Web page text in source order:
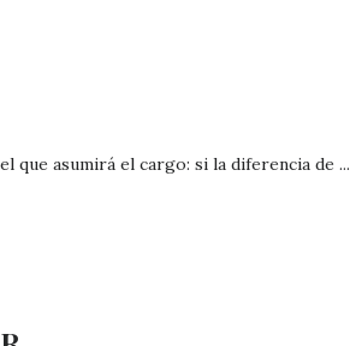
que asumirá el cargo: si la diferencia de ...